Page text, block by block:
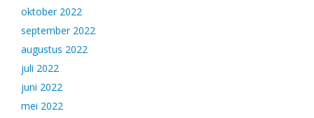
oktober 2022
september 2022
augustus 2022
juli 2022
juni 2022
mei 2022